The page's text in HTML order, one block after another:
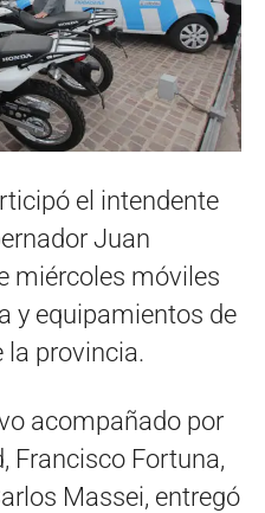
el intendente
Juan
miércoles móviles
y equipamientos de
la provincia.
acompañado por
Francisco Fortuna,
Massei, entregó